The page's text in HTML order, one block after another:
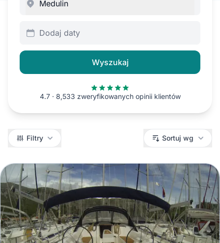
Dodaj daty
Wyszukaj
4.7 · 8,533 zweryfikowanych opinii klientów
Filtry Filtry Sortuj wg